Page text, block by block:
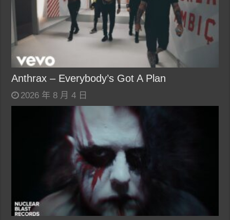
Anthrax – Everybody’s Got A Plan
2026 年 8 月 4 日